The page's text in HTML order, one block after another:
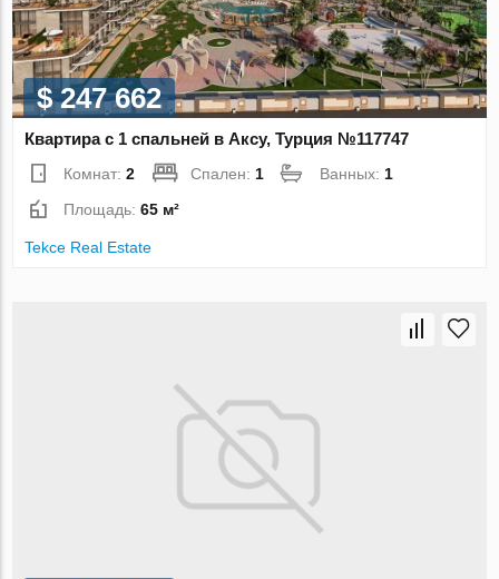
$ 247 662
Квартира с 1 спальней в Аксу, Турция №117747
Комнат:2 Спален: 1 Ванных: 1
Площадь:65 м²
Tekce Real Estate